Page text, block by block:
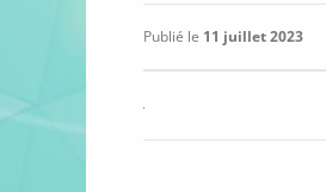
Publié le 11 juillet 2023